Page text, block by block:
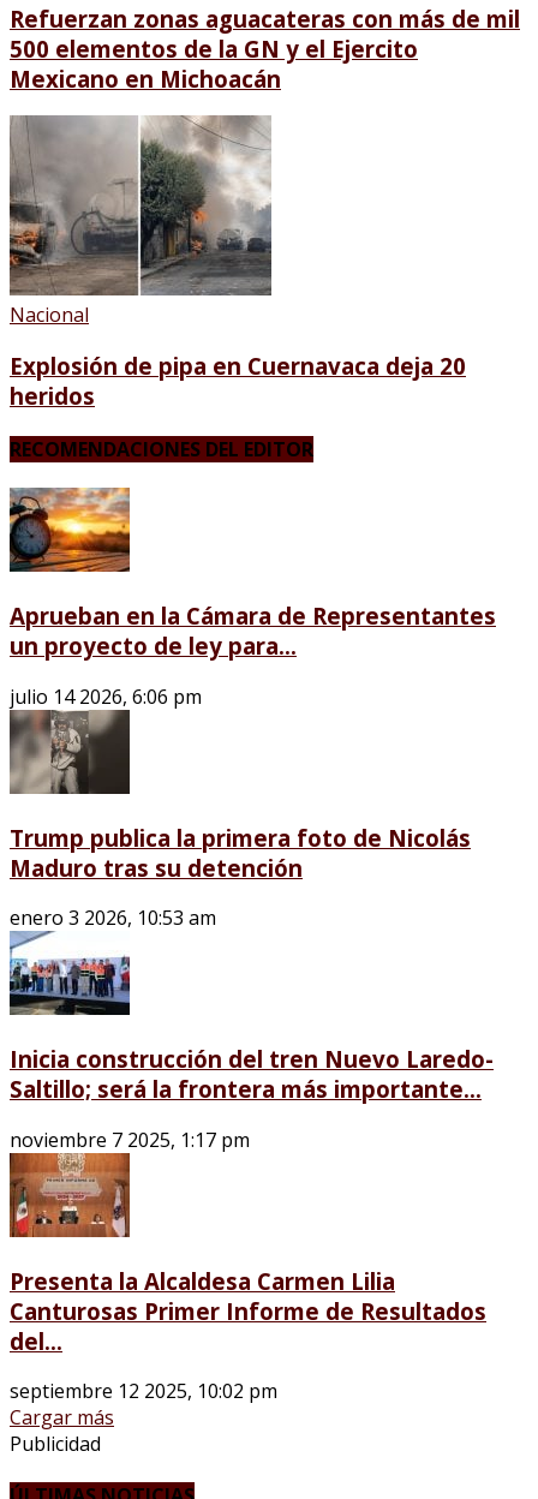
Refuerzan zonas aguacateras con más de mil
500 elementos de la GN y el Ejercito
Mexicano en Michoacán
Nacional
Explosión de pipa en Cuernavaca deja 20
heridos
RECOMENDACIONES DEL EDITOR
Aprueban en la Cámara de Representantes
un proyecto de ley para...
julio 14 2026, 6:06 pm
Trump publica la primera foto de Nicolás
Maduro tras su detención
enero 3 2026, 10:53 am
Inicia construcción del tren Nuevo Laredo-
Saltillo; será la frontera más importante...
noviembre 7 2025, 1:17 pm
Presenta la Alcaldesa Carmen Lilia
Canturosas Primer Informe de Resultados
del...
septiembre 12 2025, 10:02 pm
Cargar más
Publicidad